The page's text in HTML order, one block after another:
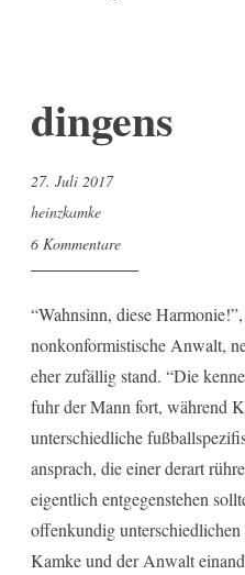
dingens
27. Juli 2017
heinzkamke
6 Kommentare
“Wahnsinn, diese
nonkonformistische Anwalt,
eher zufällig stand. “Die
fuhr der Mann fort, während
unterschiedliche
ansprach, die einer derart
eigentlich entgegenstehen
offenkundig
Kamke und der Anwalt